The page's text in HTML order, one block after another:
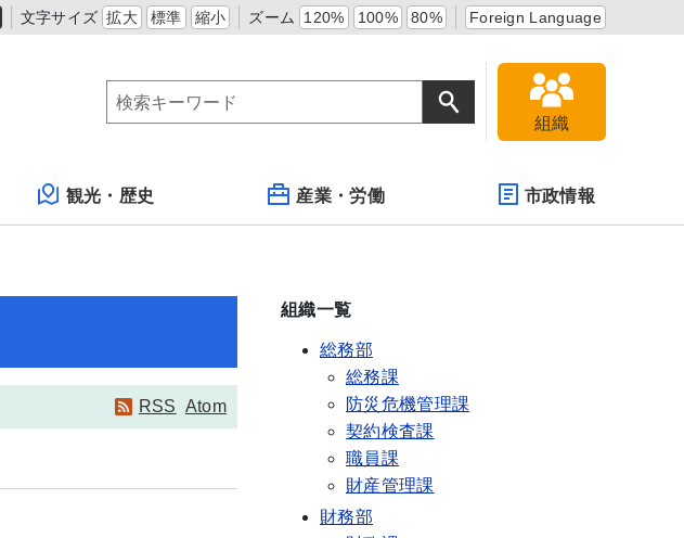
文字サイズ 拡大 標準 縮小 ズーム 120% 100% 80% Foreign Language
組織
観光・歴史 産業・労働 市政情報
RSS Atom
組織一覧
総務部
総務課
防災危機管理課
契約検査課
職員課
財産管理課
財務部